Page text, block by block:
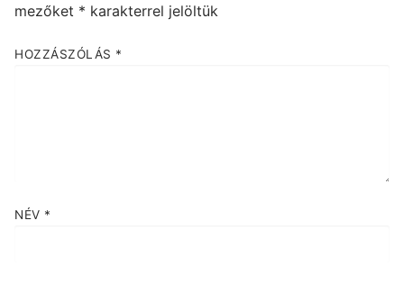
mezőket * karakterrel jelöltük
HOZZÁSZÓLÁS *
NÉV *